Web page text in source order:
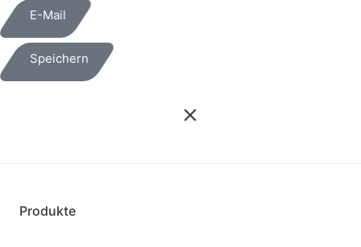
E-Mail
Speichern
Produkte